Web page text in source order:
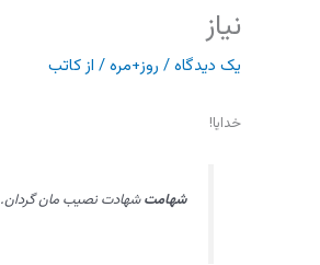
نیاز
یک دیدگاه/ روز+مره/ ازکاتب
خدايا!
شهامتشهادت نصيب مان گردان.